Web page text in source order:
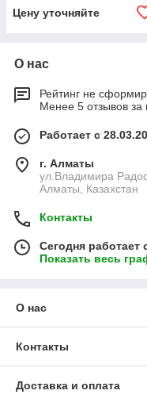
Цену уточняйте
О нас
Рейтинг не
Менее 5 отзывов за
Работает с
г. Алматы
ул.Владимира
Алматы, Казахстан
Контакты
Сегодня работает
Показать весь
О нас
Контакты
Доставка и оплата